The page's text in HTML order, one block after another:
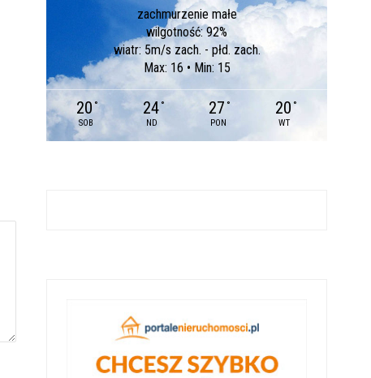
zachmurzenie małe
wilgotność: 92%
wiatr: 5m/s zach. - płd. zach.
Max: 16 • Min: 15
20 °
SOB
24 °
ND
27 °
PON
20 °
WT